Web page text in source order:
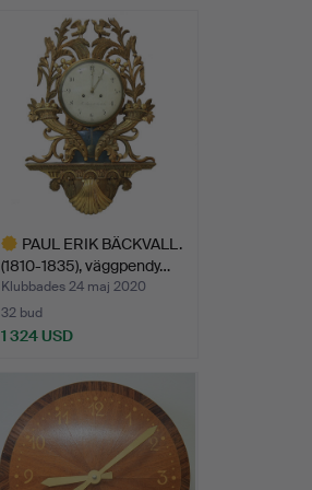
PAUL ERIK BÄCKVALL.
(1810-1835), väggpendy…
Klubbades 24 maj 2020
32 bud
1 324 USD